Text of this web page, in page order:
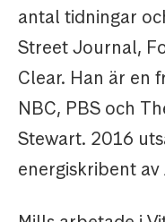
antal tidningar
Street Journal,
Clear. Han är en
NBC, PBS och
Stewart. 2016
energiskribent av